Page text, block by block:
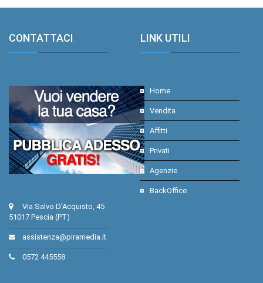
CONTATTACI.
Via Salvo D'Acquisto, 45
51017 Pescia (PT)
assistenza@piramedia.it
0572 445558
LINK UTILI.
Home
Vendita
Affitti
Privati
Agenzie
BackOffice